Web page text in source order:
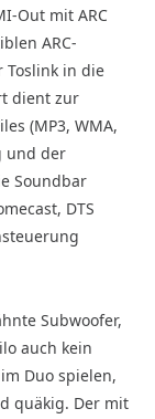
Out mit ARC
ARC-
Toslink in die
dient zur
(MP3, WMA,
und der
Soundbar
DTS
Subwoofer,
auch kein
Duo spielen,
quäkig. Der mit